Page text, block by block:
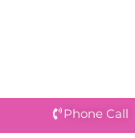
Phone Call